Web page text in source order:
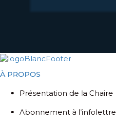
À PROPOS
Présentation de la Chaire
Abonnement à l'infolettre